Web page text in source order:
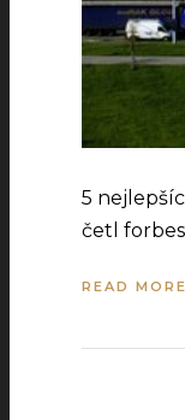
5
četl
READ MORE